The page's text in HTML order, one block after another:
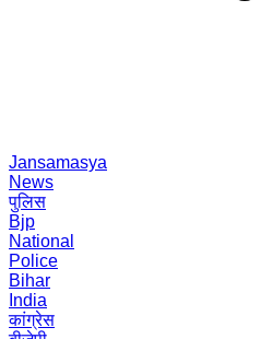
Jansamasya
News
पुलिस
Bjp
National
Police
Bihar
India
कांग्रेस